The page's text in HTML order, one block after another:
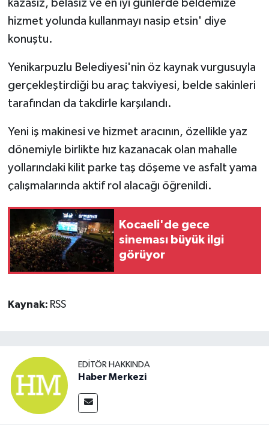
kazasız, belasız ve en iyi günlerde beldemize
hizmet yolunda kullanmayı nasip etsin' diye
konuştu.
Yenikarpuzlu Belediyesi'nin öz kaynak vurgusuyla
gerçekleştirdiği bu araç takviyesi, belde sakinleri
tarafından da takdirle karşılandı.
Yeni iş makinesi ve hizmet aracının, özellikle yaz
dönemiyle birlikte hız kazanacak olan mahalle
yollarındaki kilit parke taş döşeme ve asfalt yama
çalışmalarında aktif rol alacağı öğrenildi.
Kocaeli'de gece
sineması büyük ilgi
görüyor
Kaynak: RSS
EDITÖR HAKKINDA
Haber Merkezi